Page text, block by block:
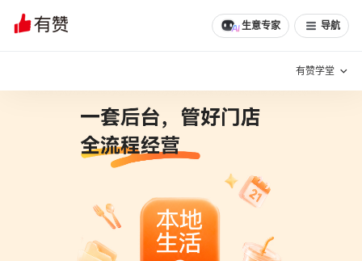
生意专家 导航
有赞学堂
增长方法
有赞专家说
新零售最佳实践